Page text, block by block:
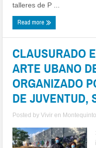
talleres de P ...
Read more
CLAUSURADO
ARTE UBANO
ORGANIZADO
DE JUVENTUD,
Posted byVivir en Montequinto